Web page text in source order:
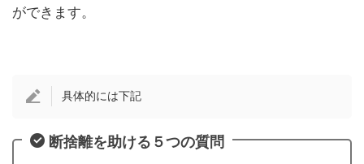
ができます。
具体的には下記
断捨離を助ける５つの質問